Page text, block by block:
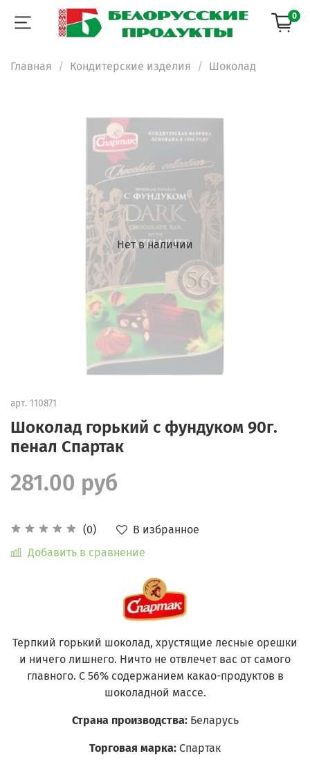
0
Главная Кондитерские изделия Шоколад
Нет в наличии
арт. 110871
Шоколад горький с фундуком 90г.
пенал Спартак
(0)
В избранное
Добавить в сравнение
281.00 руб
Терпкий горький шоколад, хрустящие лесные орешки
и ничего лишнего. Ничто не отвлечет вас от самого
главного. C 56% содержанием какао-продуктов в
шоколадной массе.
Страна производства: Беларусь
Торговая марка: Спартак